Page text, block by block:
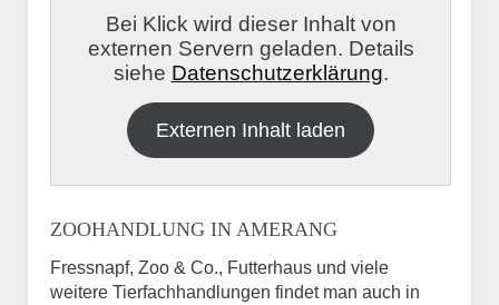
Bei Klick wird dieser Inhalt von
externen Servern geladen. Details
siehe Datenschutzerklärung.
Externen Inhalt laden
ZOOHANDLUNG IN AMERANG
Fressnapf, Zoo & Co., Futterhaus und viele
weitere Tierfachhandlungen findet man auch in